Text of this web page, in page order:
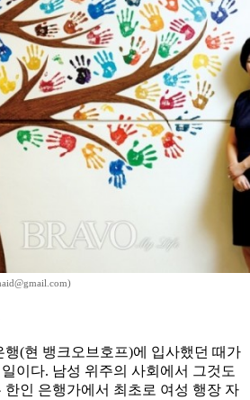
행(현 뱅크오브호프)에 입사했던 때가
이다. 남성 위주의 사회에서 그것도
한인 은행가에서 최초로 여성 행장 자